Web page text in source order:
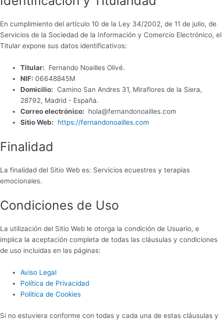
En cumplimiento del artículo 10 de la Ley 34/2002, de 11 de julio, de
Servicios de la Sociedad de la Información y Comercio Electrónico, el
Titular expone sus datos identificativos:
Titular: Fernando Noailles Olivé.
NIF: 06648845M
Domicilio: Camino San Andres 31, Miraflores de la Siera,
28792, Madrid - España.
Correo electrónico: hola@fernandonoailles.com
Sitio Web:
https://fernandonoailles.com
Finalidad
La finalidad del Sitio Web es: Servicios ecuestres y terapias
emocionales.
Condiciones de Uso
La utilización del Sitio Web le otorga la condición de Usuario, e
implica la aceptación completa de todas las cláusulas y condiciones
de uso incluidas en las páginas:
Aviso Legal
Política de Privacidad
Política de Cookies
Si no estuviera conforme con todas y cada una de estas cláusulas y